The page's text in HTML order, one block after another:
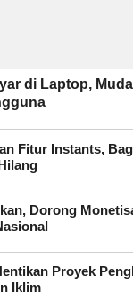
di Laptop,
Fitur Instants,
Dorong
Proyek
Iklim